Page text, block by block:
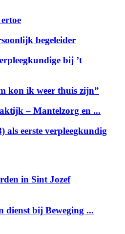
begeleider
bij ’t
kon ik weer thuis zijn”
– Mantelzorg en ...
als eerste verpleegkundig
in Sint Jozef
dienst bij Beweging ...